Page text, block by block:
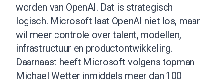
worden van OpenAI. Dat is strategisch
logisch. Microsoft laat OpenAI niet los, maar
wil meer controle over talent, modellen,
infrastructuur en productontwikkeling.
Daarnaast heeft Microsoft volgens topman
Michael Wetter inmiddels meer dan 100